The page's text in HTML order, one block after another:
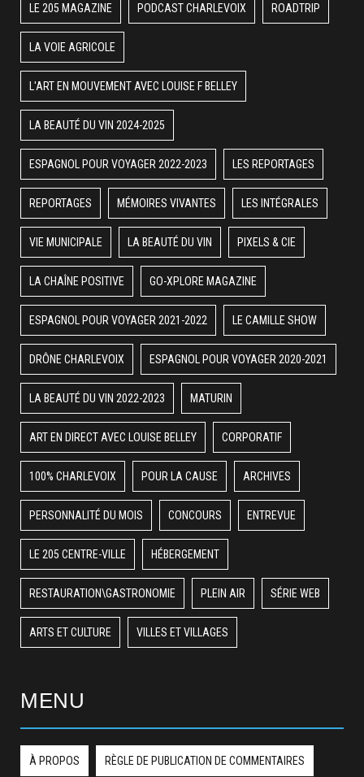
LE 205 MAGAZINE PODCAST CHARLEVOIX ROADTRIP
LA VOIE AGRICOLE
L'ART EN MOUVEMENT AVEC LOUISE F BELLEY
LA BEAUTÉ DU VIN 2024-2025
ESPAGNOL POUR VOYAGER 2022-2023 LES REPORTAGES
REPORTAGES MÉMOIRES VIVANTES LES INTÉGRALES
VIE MUNICIPALE LA BEAUTÉ DU VIN PIXELS & CIE
LA CHAÎNE POSITIVE GO-XPLORE MAGAZINE
ESPAGNOL POUR VOYAGER 2021-2022 LE CAMILLE SHOW
DRÔNE CHARLEVOIX ESPAGNOL POUR VOYAGER 2020-2021
LA BEAUTÉ DU VIN 2022-2023 MATURIN
ART EN DIRECT AVEC LOUISE BELLEY CORPORATIF
100% CHARLEVOIX POUR LA CAUSE ARCHIVES
PERSONNALITÉ DU MOIS CONCOURS ENTREVUE
LE 205 CENTRE-VILLE HÉBERGEMENT
RESTAURATION\GASTRONOMIE PLEIN AIR SÉRIE WEB
ARTS ET CULTURE VILLES ET VILLAGES
MENU
À PROPOS RÈGLE DE PUBLICATION DE COMMENTAIRES